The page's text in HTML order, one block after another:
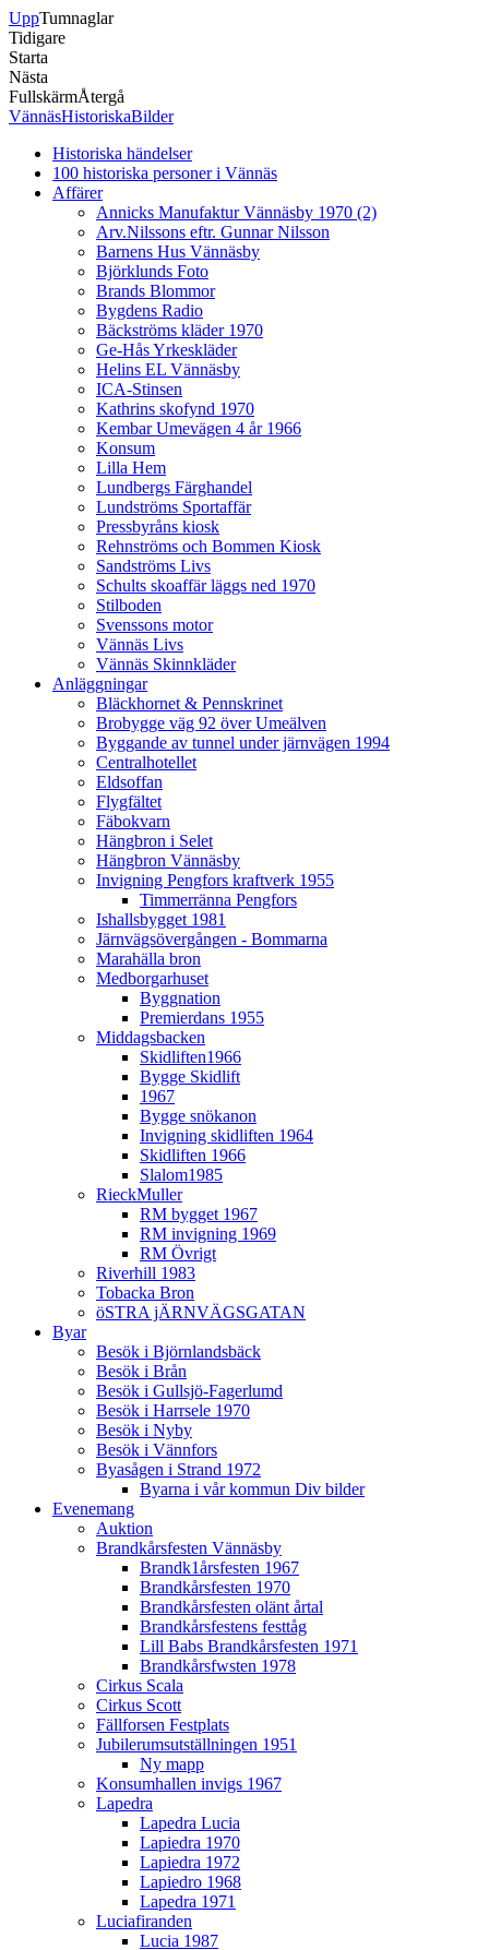
UppTumnaglar
Tidigare
Starta
Nästa
FullskärmÅtergå
VännäsHistoriskaBilder
Historiska händelser
100 historiska personer i Vännäs
Affärer
Annicks Manufaktur Vännäsby 1970 (2)
Arv.Nilssons eftr. Gunnar Nilsson
Barnens Hus Vännäsby
Björklunds Foto
Brands Blommor
Bygdens Radio
Bäckströms kläder 1970
Ge-Hås Yrkeskläder
Helins EL Vännäsby
ICA-Stinsen
Kathrins skofynd 1970
Kembar Umevägen 4 år 1966
Konsum
Lilla Hem
Lundbergs Färghandel
Lundströms Sportaffär
Pressbyråns kiosk
Rehnströms och Bommen Kiosk
Sandströms Livs
Schults skoaffär läggs ned 1970
Stilboden
Svenssons motor
Vännäs Livs
Vännäs Skinnkläder
Anläggningar
Bläckhornet & Pennskrinet
Brobygge väg 92 över Umeälven
Byggande av tunnel under järnvägen 1994
Centralhotellet
Eldsoffan
Flygfältet
Fäbokvarn
Hängbron i Selet
Hängbron Vännäsby
Invigning Pengfors kraftverk 1955
Timmerränna Pengfors
Ishallsbygget 1981
Järnvägsövergången - Bommarna
Marahälla bron
Medborgarhuset
Byggnation
Premierdans 1955
Middagsbacken
Skidliften1966
Bygge Skidlift
1967
Bygge snökanon
Invigning skidliften 1964
Skidliften 1966
Slalom1985
RieckMuller
RM bygget 1967
RM invigning 1969
RM Övrigt
Riverhill 1983
Tobacka Bron
öSTRA jÄRNVÄGSGATAN
Byar
Besök i Björnlandsbäck
Besök i Brån
Besök i Gullsjö-Fagerlumd
Besök i Harrsele 1970
Besök i Nyby
Besök i Vännfors
Byasågen i Strand 1972
Byarna i vår kommun Div bilder
Evenemang
Auktion
Brandkårsfesten Vännäsby
Brandk1årsfesten 1967
Brandkårsfesten 1970
Brandkårsfesten olänt årtal
Brandkårsfestens festtåg
Lill Babs Brandkårsfesten 1971
Brandkårsfwsten 1978
Cirkus Scala
Cirkus Scott
Fällforsen Festplats
Jubilerumsutställningen 1951
Ny mapp
Konsumhallen invigs 1967
Lapedra
Lapedra Lucia
Lapiedra 1970
Lapiedra 1972
Lapiedro 1968
Lapedra 1971
Luciafiranden
Lucia 1987